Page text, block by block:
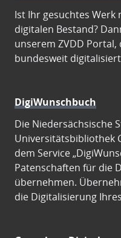
Ist Ihr gesuchtes
digitalen Bestand?
unserem ZVDD Portal,
bundesweit
DigiWunschbuch
Die Niedersächsische
Universitätsbibliothek
dem Service
Patenschaften für die
übernehmen.
die Digitalisierung